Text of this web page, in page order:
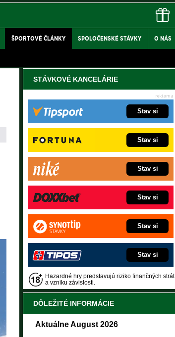
ŠPORTOVÉ ČLÁNKY SPOLOČENSKÉ STÁVKY O NÁS
STÁVKOVÉ KANCELÁRIE
Stav si
Stav si
Stav si
Stav si
Stav si
Stav si
Hazardné hry predstavujú riziko finančných strát
a vzniku závislosti.
DÔLEŽITÉ INFORMÁCIE
Aktuálne August 2026